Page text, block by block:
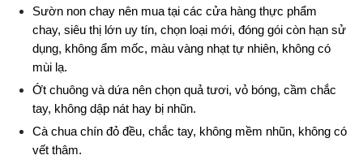
Sườn non chay nên mua tại các cửa hàng thực phẩm
chay, siêu thị lớn uy tín, chọn loại mới, đóng gói còn hạn sử
dụng, không ẩm mốc, màu vàng nhạt tự nhiên, không có
mùi lạ.
Ớt chuông và dứa nên chọn quả tươi, vỏ bóng, cầm chắc
tay, không dập nát hay bị nhũn.
Cà chua chín đỏ đều, chắc tay, không mềm nhũn, không có
vết thâm.